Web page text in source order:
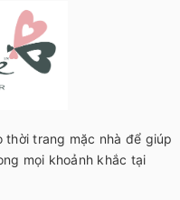
thời trang mặc nhà để giúp
mọi khoảnh khắc tại